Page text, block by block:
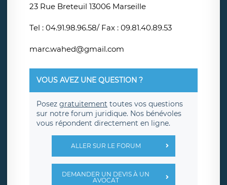
23 Rue Breteuil 13006 Marseille
Tel : 04.91.98.96.58/ Fax : 09.81.40.89.53
marc.wahed@gmail.com
VOUS AVEZ UNE QUESTION ?
Posez gratuitement toutes vos questions
sur notre forum juridique. Nos bénévoles
vous répondent directement en ligne.
ALLER SUR LE FORUM
DEMANDER UN DEVIS À UN
AVOCAT